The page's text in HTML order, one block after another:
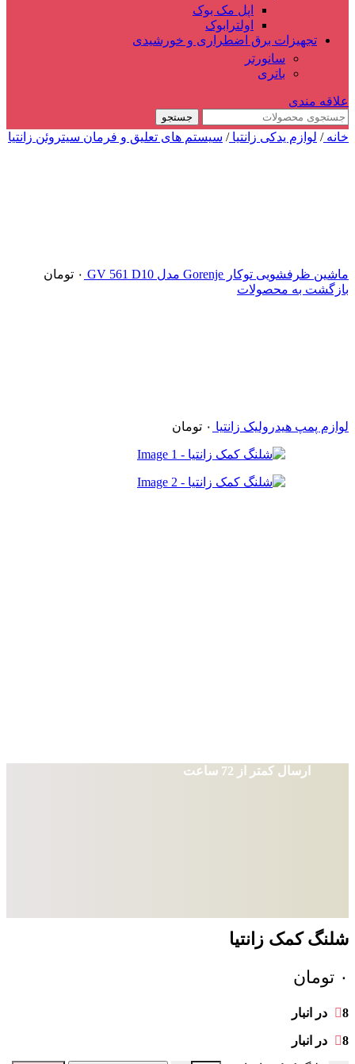
اپل مک بوک
اولترابوک
تجهیزات برق اضطراری و خورشیدی
سانورتر
باتری
علاقه مندی
جستجو
خانه/ لوازم یدکی زانتیا/ سیستم های تعلیق و فرمان سیتروئن زانتیا
ماشین ظرفشویی توکار Gorenje مدل GV 561 D10 ۰ تومان
بازگشت به محصولات
لوازم پمپ هیدرولیک زانتیا ۰ تومان
ارسال کمتر از 72 ساعت
شلنگ کمک زانتیا
۰ تومان
8 در انبار
8 در انبار